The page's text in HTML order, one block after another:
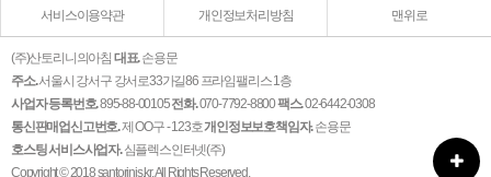
서비스이용약관 개인정보처리방침 맨위로
(주)산토리니의아침 대표.손용문
주소.서울시 강서구 강서로33가길86 프라임팰리스 1층
사업자 등록번호.895-88-00105전화.070-7792-8800팩스.02-6442-0308
통신판매업신고번호.제 OO구 - 123호개인정보보호책임자.손용문
호스팅 서비스사업자.심플렉스인터넷(주)
Copyright © 2018 santorinis.kr. All Rights Reserved.